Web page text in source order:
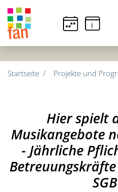
i
Startseite Projekte und
Hier spielt
Musikangebote
- Jährliche